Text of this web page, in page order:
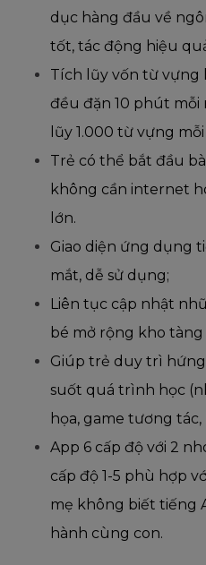
dục hàng đầu về
tốt, tác động hiệu
Tích lũy vốn từ vựng
đều đặn 10 phút
lũy 1.000 từ vựng
Trẻ có thể bắt đầu
không cần internet
lớn.
Giao diện ứng dụng
mắt, dễ sử dụng;
Liên tục cập nhật
bé mở rộng kho
Giúp trẻ duy trì
suốt quá trình học
họa, game tương
App 6 cấp độ với 2
cấp độ 1-5 phù hợp
mẹ không biết tiếng
hành cùng con.